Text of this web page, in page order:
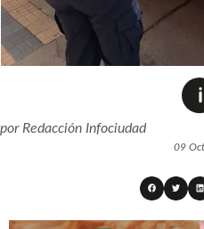
porRedacción Infociudad
09